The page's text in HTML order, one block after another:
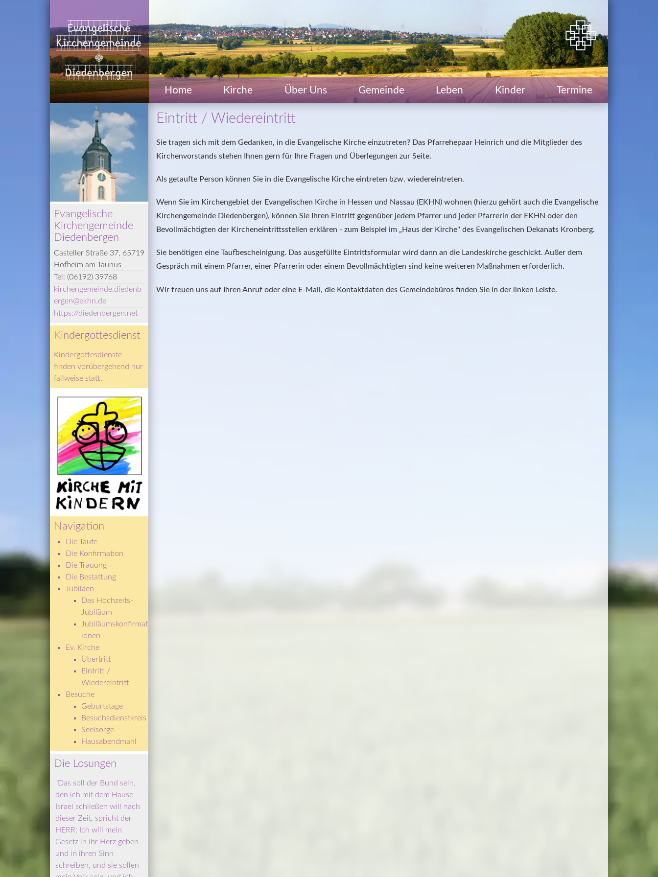
Home Kirche Über Uns Gemeinde Leben Kinder Termine
Evangelische
Kirchengemeinde
Diedenbergen
Casteller Straße 37, 65719
Hofheim am Taunus
Tel: (06192) 39768
kirchengemeinde.diedenb
ergen@­ekhn.de
https://diedenbergen.net
Kindergottesdienst
Kindergottesdienste
finden vorübergehend nur
fallweise statt.
Navigation
Die Taufe
Die Konfirmation
Die Trauung
Die Bestattung
Jubiläen
Das Hochzeits-
Jubiläum
Jubiläumskonfirmat
ionen
Ev. Kirche
Übertritt
Eintritt /
Wiedereintritt
Besuche
Geburtstage
Besuchsdienstkreis
Seelsorge
Hausabendmahl
Die Losungen
"Das soll der Bund sein,
den ich mit dem Hause
Israel schließen will nach
dieser Zeit, spricht der
HERR: Ich will mein
Gesetz in ihr Herz geben
und in ihren Sinn
schreiben, und sie sollen
Eintritt / Wiedereintritt
Sie tragen sich mit dem Gedanken, in die Evangelische Kirche einzutreten? Das Pfarrehepaar Heinrich und die Mitglieder des
Kirchenvorstands stehen Ihnen gern für Ihre Fragen und Überlegungen zur Seite.
Als getaufte Person können Sie in die Evangelische Kirche eintreten bzw. wiedereintreten.
Wenn Sie im Kirchengebiet der Evangelischen Kirche in Hessen und Nassau (EKHN) wohnen (hierzu gehört auch die Evangelische
Kirchengemeinde Diedenbergen), können Sie Ihren Eintritt gegenüber jedem Pfarrer und jeder Pfarrerin der EKHN oder den
Bevollmächtigten der Kircheneintrittsstellen erklären - zum Beispiel im „Haus der Kirche" des Evangelischen Dekanats Kronberg.
Sie benötigen eine Taufbescheinigung. Das ausgefüllte Eintrittsformular wird dann an die Landeskirche geschickt. Außer dem
Gespräch mit einem Pfarrer, einer Pfarrerin oder einem Bevollmächtigten sind keine weiteren Maßnahmen erforderlich.
Wir freuen uns auf Ihren Anruf oder eine E-Mail, die Kontaktdaten des Gemeindebüros finden Sie in der linken Leiste.